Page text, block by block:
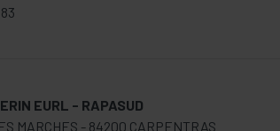
EURL - RAPASUD
MARCHES - 84200 CARPENTRAS